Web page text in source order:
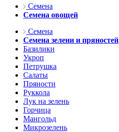
Семена
Семена овощей
Семена
Семена зелени и пряностей
Базилики
Укроп
Петрушка
Салаты
Пряности
Руккола
Лук на зелень
Горчица
Мангольд
Микрозелень